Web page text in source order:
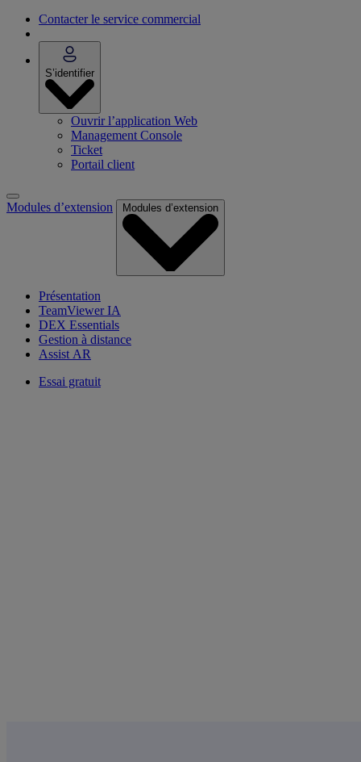
Contacter le service commercial
S’identifier
Ouvrir l’application Web
Management Console
Ticket
Portail client
Modules d’extension Modules d’extension
Présentation
TeamViewer IA
DEX Essentials
Gestion à distance
Assist AR
Essai gratuit